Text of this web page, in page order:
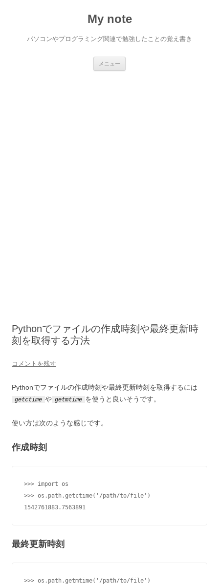
My note
パソコンやプログラミング関連で勉強したことの覚え書き
メニュー
Pythonでファイルの作成時刻や最終更新時
刻を取得する方法
コメントを残す
Pythonでファイルの作成時刻や最終更新時刻を取得するには
getctime や getmtime を使うと良いそうです。
使い方は次のような感じです。
作成時刻
>>> import os
>>> os.path.getctime('/path/to/file')
1542761883.7563891
最終更新時刻
>>> os.path.getmtime('/path/to/file')